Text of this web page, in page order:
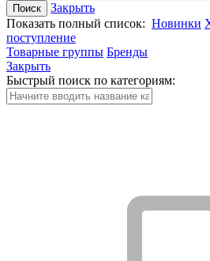
Закрыть
Показать полный список: Новинки
поступление
Товарные группы Бренды
Закрыть
Быстрый поиск по категориям: